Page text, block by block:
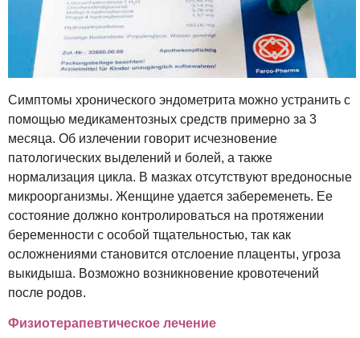
Симптомы хронического эндометрита можно устранить с
помощью медикаментозных средств примерно за 3
месяца. Об излечении говорит исчезновение
патологических выделений и болей, а также
нормализация цикла. В мазках отсутствуют вредоносные
микроорганизмы. Женщине удается забеременеть. Ее
состояние должно контролироваться на протяжении
беременности с особой тщательностью, так как
осложнениями становится отслоение плаценты, угроза
выкидыша. Возможно возникновение кровотечений
после родов.
Физиотерапевтическое лечение